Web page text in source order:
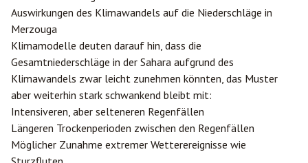
Auswirkungen des Klimawandels auf die Niederschläge in
Merzouga
Klimamodelle deuten darauf hin, dass die
Gesamtniederschläge in der Sahara aufgrund des
Klimawandels zwar leicht zunehmen könnten, das Muster
aber weiterhin stark schwankend bleibt mit:
Intensiveren, aber selteneren Regenfällen
Längeren Trockenperioden zwischen den Regenfällen
Möglicher Zunahme extremer Wetterereignisse wie